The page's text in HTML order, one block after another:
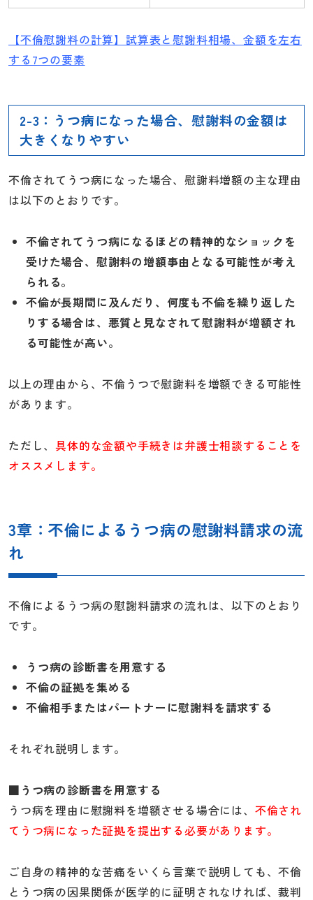
【不倫慰謝料の計算】試算表と慰謝料相場、金額を左右
する7つの要素
2-3：うつ病になった場合、慰謝料の金額は
大きくなりやすい
不倫されてうつ病になった場合、慰謝料増額の主な理由
は以下のとおりです。
不倫されてうつ病になるほどの精神的なショックを
受けた場合、慰謝料の増額事由となる可能性が考え
られる。
不倫が長期間に及んだり、何度も不倫を繰り返した
りする場合は、悪質と見なされて慰謝料が増額され
る可能性が高い。
以上の理由から、不倫うつで慰謝料を増額できる可能性
があります。
ただし、具体的な金額や手続きは弁護士相談することを
オススメします。
3章：不倫によるうつ病の慰謝料請求の流
れ
不倫によるうつ病の慰謝料請求の流れは、以下のとおり
です。
うつ病の診断書を用意する
不倫の証拠を集める
不倫相手またはパートナーに慰謝料を請求する
それぞれ説明します。
■うつ病の診断書を用意する
うつ病を理由に慰謝料を増額させる場合には、 不倫され
てうつ病になった証拠を提出する必要があります。
ご自身の精神的な苦痛をいくら言葉で説明しても、不倫
とうつ病の因果関係が医学的に証明されなければ、裁判